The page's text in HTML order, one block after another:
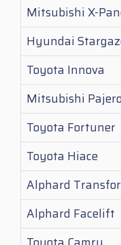
Mitsubishi X-
Hyundai
Toyota Innova
Mitsubishi Pajero
Toyota Fortuner
Toyota Hiace
Alphard
Alphard Facelift